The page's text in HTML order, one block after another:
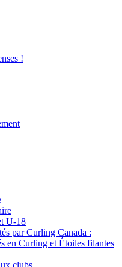
!
U-18
par Curling Canada :
en Curling et Étoiles filantes
clubs